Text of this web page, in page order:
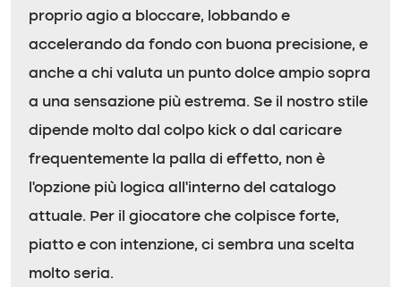
proprio agio a bloccare, lobbando e
accelerando da fondo con buona precisione, e
anche a chi valuta un punto dolce ampio sopra
a una sensazione più estrema. Se il nostro stile
dipende molto dal colpo kick o dal caricare
frequentemente la palla di effetto, non è
l’opzione più logica all’interno del catalogo
attuale. Per il giocatore che colpisce forte,
piatto e con intenzione, ci sembra una scelta
molto seria.